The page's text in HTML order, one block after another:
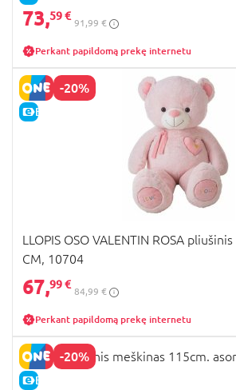
73,59 €
91,99 €
Perkant papildomą prekę internetu
-20%
E-KAINA
LLOPIS OSO VALENTIN ROSA
CM, 10704
67,99 €
84,99 €
Perkant papildomą prekę internetu
-20%
E-KAINA
LLOPIS pliušinis meškinas 115cm.